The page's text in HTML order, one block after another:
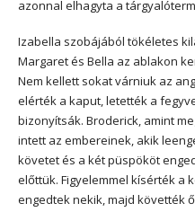
azonnal elhagyta a
Izabella szobájából tökéletes
Margaret és Bella az ablakon
Nem kellett sokat várniuk az
elérték a kaput, letették a
bizonyítsák. Broderick, amint
intett az embereinek, akik
követet és a két püspököt
előttük. Figyelemmel kísérték a
engedtek nekik, majd követték